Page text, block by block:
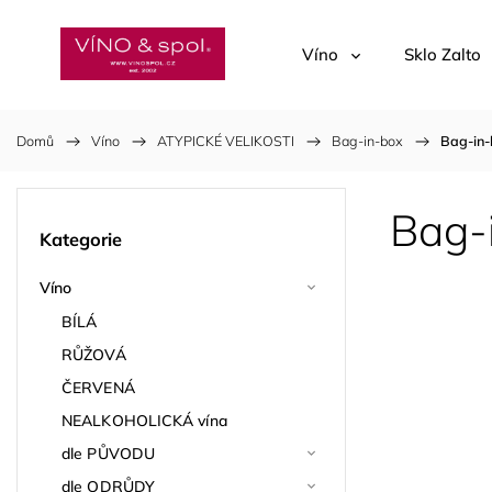
Víno Sklo Zalto
Domů / Víno / ATYPICKÉ VELIKOSTI / Bag-in-box / Bag-
Kategorie
Víno
BÍLÁ
RŮŽOVÁ
ČERVENÁ
NEALKOHOLICKÁ vína
dle PŮVODU
dle ODRŮDY